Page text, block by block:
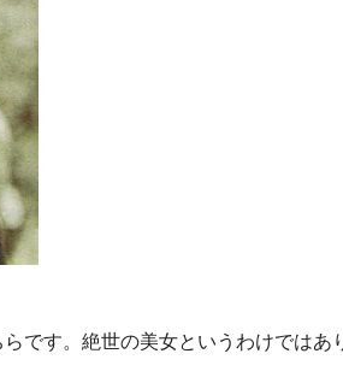
です。絶世の美女というわけではあ